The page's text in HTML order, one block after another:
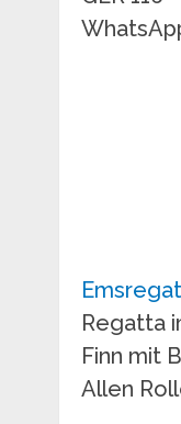
Regatta
Finn mit
Allen